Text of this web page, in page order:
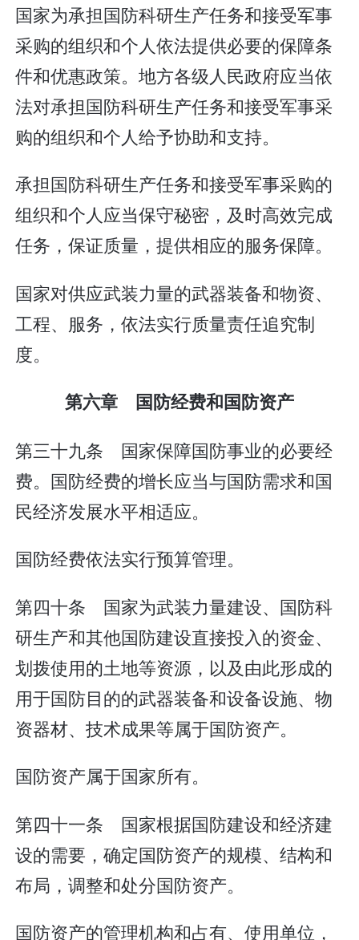
国家为承担国防科研生产任务和接受军事
采购的组织和个人依法提供必要的保障条
件和优惠政策。地方各级人民政府应当依
法对承担国防科研生产任务和接受军事采
购的组织和个人给予协助和支持。
承担国防科研生产任务和接受军事采购的
组织和个人应当保守秘密，及时高效完成
任务，保证质量，提供相应的服务保障。
国家对供应武装力量的武器装备和物资、
工程、服务，依法实行质量责任追究制
度。
第六章 国防经费和国防资产
第三十九条 国家保障国防事业的必要经
费。国防经费的增长应当与国防需求和国
民经济发展水平相适应。
国防经费依法实行预算管理。
第四十条 国家为武装力量建设、国防科
研生产和其他国防建设直接投入的资金、
划拨使用的土地等资源，以及由此形成的
用于国防目的的武器装备和设备设施、物
资器材、技术成果等属于国防资产。
国防资产属于国家所有。
第四十一条 国家根据国防建设和经济建
设的需要，确定国防资产的规模、结构和
布局，调整和处分国防资产。
国防资产的管理机构和占有、使用单位，